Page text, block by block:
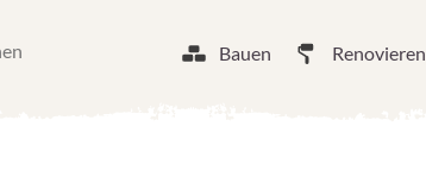
Bauen Renovieren